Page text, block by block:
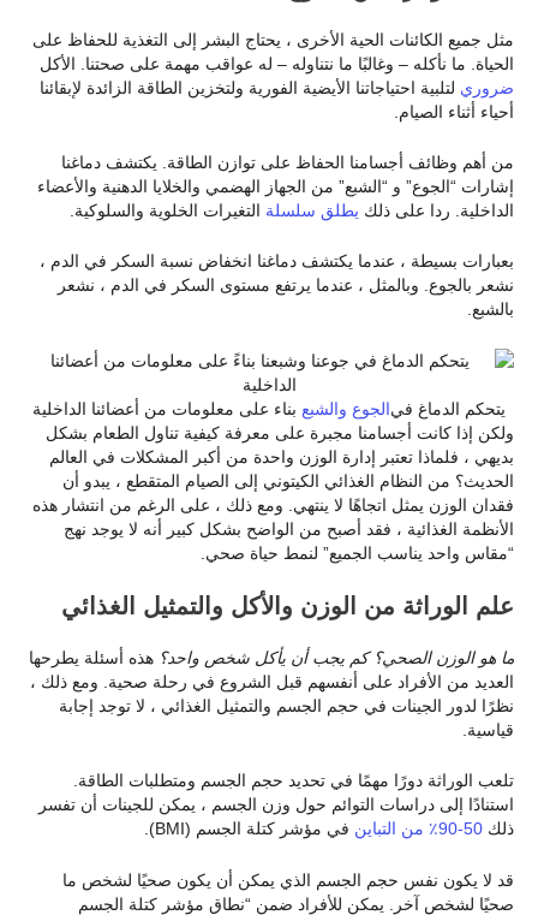
مثل جميع الكائنات الحية الأخرى ، يحتاج البشر إلى التغذية للحفاظ على
الحياة. ما نأكله – وغالبًا ما نتناوله – له عواقب مهمة على صحتنا. الأكل
ضروري لتلبية احتياجاتنا الأيضية الفورية ولتخزين الطاقة الزائدة لإبقائنا
أحياء أثناء الصيام.
من أهم وظائف أجسامنا الحفاظ على توازن الطاقة. يكتشف دماغنا
إشارات “الجوع” و “الشبع” من الجهاز الهضمي والخلايا الدهنية والأعضاء
الداخلية. ردا على ذلك يطلق سلسلة التغيرات الخلوية والسلوكية.
بعبارات بسيطة ، عندما يكتشف دماغنا انخفاض نسبة السكر في الدم ،
نشعر بالجوع. وبالمثل ، عندما يرتفع مستوى السكر في الدم ، نشعر
بالشبع.
يتحكم الدماغ فيالجوع والشبع بناء على معلومات من أعضائنا الداخلية
ولكن إذا كانت أجسامنا مجبرة على معرفة كيفية تناول الطعام بشكل
بديهي ، فلماذا تعتبر إدارة الوزن واحدة من أكبر المشكلات في العالم
الحديث؟ من النظام الغذائي الكيتوني إلى الصيام المتقطع ، يبدو أن
فقدان الوزن يمثل اتجاهًا لا ينتهي. ومع ذلك ، على الرغم من انتشار هذه
الأنظمة الغذائية ، فقد أصبح من الواضح بشكل كبير أنه لا يوجد نهج
“مقاس واحد يناسب الجميع” لنمط حياة صحي.
علم الوراثة من الوزن والأكل والتمثيل الغذائي
ما هو الوزن الصحي؟ كم يجب أن يأكل شخص واحد؟ هذه أسئلة يطرحها
العديد من الأفراد على أنفسهم قبل الشروع في رحلة صحية. ومع ذلك ،
نظرًا لدور الجينات في حجم الجسم والتمثيل الغذائي ، لا توجد إجابة
قياسية.
تلعب الوراثة دورًا مهمًا في تحديد حجم الجسم ومتطلبات الطاقة.
استنادًا إلى دراسات التوائم حول وزن الجسم ، يمكن للجينات أن تفسر
ذلك
في مؤشر كتلة الجسم (BMI).
قد لا يكون نفس حجم الجسم الذي يمكن أن يكون صحيًا لشخص ما
صحيًا لشخص آخر. يمكن للأفراد ضمن “نطاق مؤشر كتلة الجسم